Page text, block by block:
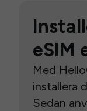
eSIM
Med
installera
Sedan